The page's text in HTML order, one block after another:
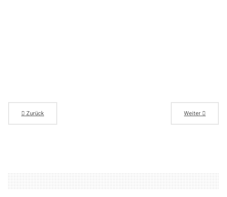
Zurück Weiter